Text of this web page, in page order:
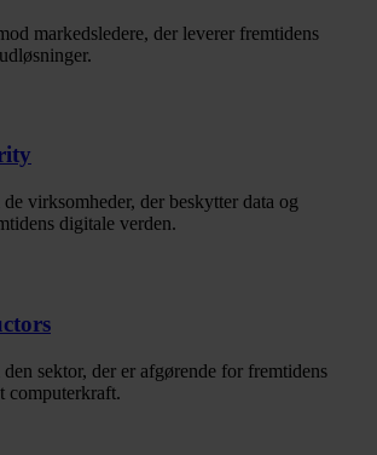
markedsledere, der leverer fremtidens
virksomheder, der beskytter data og
digitale verden.
sektor, der er afgørende for fremtidens
computerkraft.